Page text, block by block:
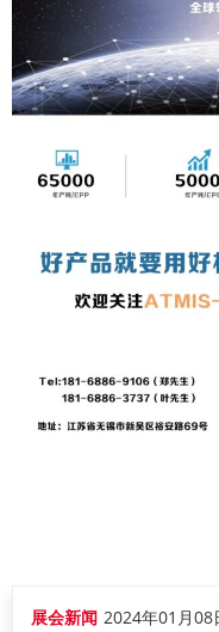
展会新闻 2024年01月08